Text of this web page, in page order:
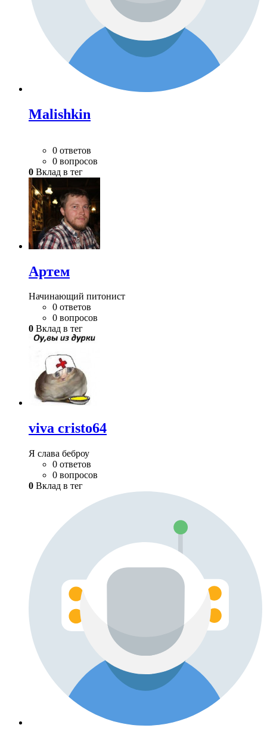
Malishkin
0 ответов
0 вопросов
0 Вклад в тег
Артем
Начинающий питонист
0 ответов
0 вопросов
0 Вклад в тег
viva cristo64
Я слава беброу
0 ответов
0 вопросов
0 Вклад в тег